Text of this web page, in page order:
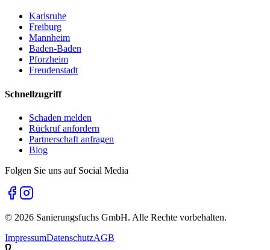
Karlsruhe
Freiburg
Mannheim
Baden-Baden
Pforzheim
Freudenstadt
Schnellzugriff
Schaden melden
Rückruf anfordern
Partnerschaft anfragen
Blog
Folgen Sie uns auf Social Media
© 2026 Sanierungsfuchs GmbH. Alle Rechte vorbehalten.
ImpressumDatenschutzAGB